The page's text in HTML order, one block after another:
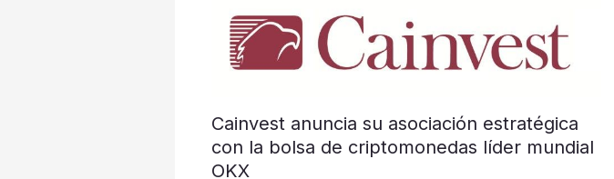
Cainvest anuncia su asociación estratégica
con la bolsa de criptomonedas líder mundial
OKX